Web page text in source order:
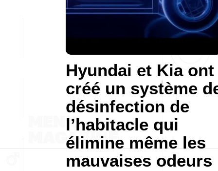
Hyundai et Kia ont
créé un système
désinfection de
l’habitacle qui
élimine même les
mauvaises odeurs